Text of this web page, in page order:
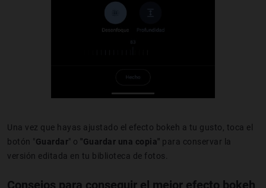
Una vez que hayas ajustado el efecto bokeh a tu gusto, toca el
botón " Guardar" o "Guardar una copia" para conservar la
versión editada en tu biblioteca de fotos.
Consejos para conseguir el mejor efecto bokeh